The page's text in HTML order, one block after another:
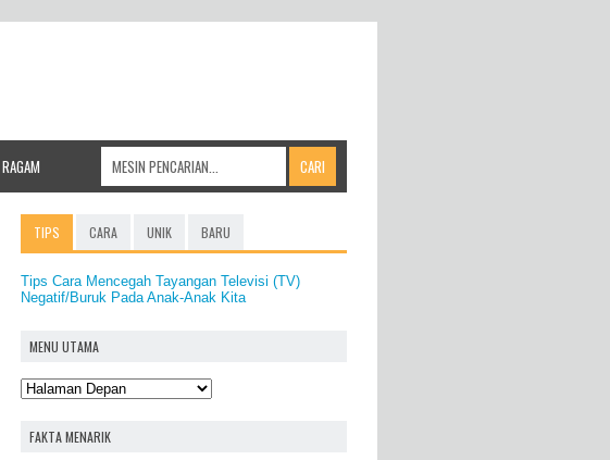
RAGAM
TIPS CARA UNIK BARU
Tips Cara Mencegah Tayangan Televisi (TV)
Negatif/Buruk Pada Anak-Anak Kita
MENU UTAMA
FAKTA MENARIK